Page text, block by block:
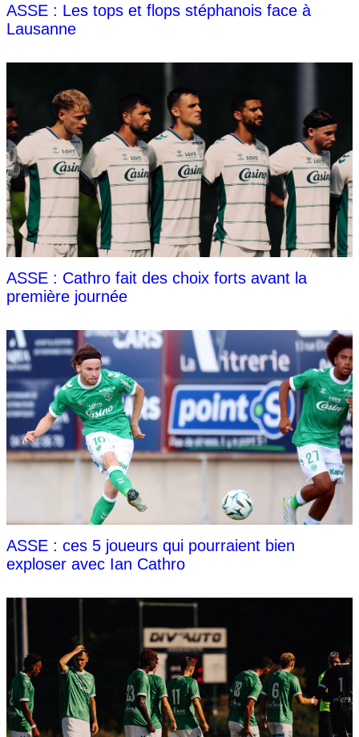
ASSE : Les tops et flops stéphanois face à
Lausanne
ASSE : Cathro fait des choix forts avant la
première journée
ASSE : ces 5 joueurs qui pourraient bien
exploser avec Ian Cathro